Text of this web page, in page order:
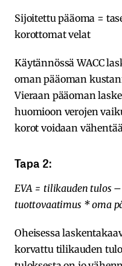
Sijoitettu pääoma =
korottomat velat
Käytännössä WACC
oman pääoman
Vieraan pääoman
huomioon verojen
korot voidaan
Tapa 2:
EVA = tilikauden tulos
tuottovaatimus * oma
Oheisessa
korvattu tilikauden